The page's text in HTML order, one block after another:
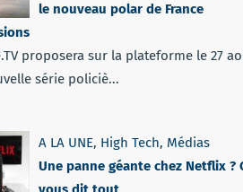
le nouveau polar de France
proposera sur la plateforme le 27
série policiè...
A LA UNE, High Tech, Médias
Une panne géante chez Netflix ?